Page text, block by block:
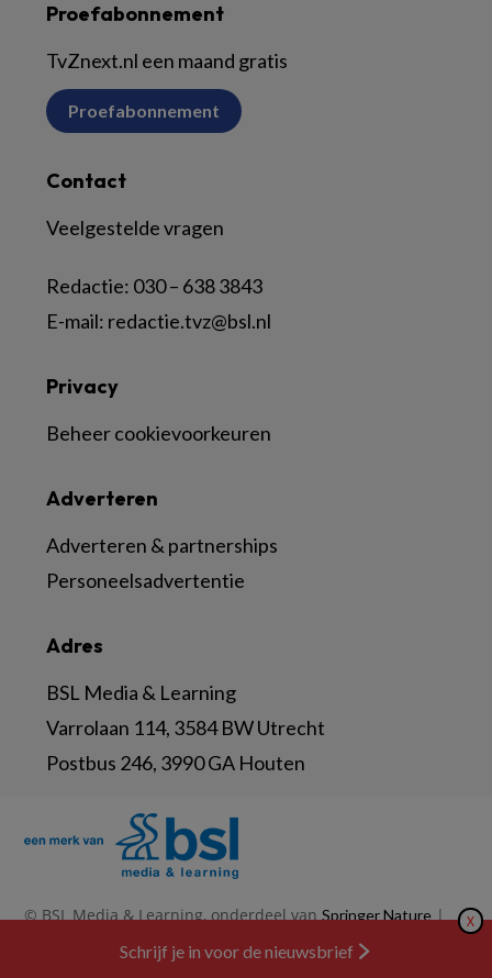
Proefabonnement
TvZnext.nl een maand gratis
Proefabonnement
Contact
Veelgestelde vragen
Redactie: 030 – 638 3843
E-mail: redactie.tvz@bsl.nl
Adres
BSL Media & Learning
Varrolaan 114, 3584 BW Utrecht
Postbus 246, 3990 GA Houten
Adverteren
Adverteren & partnerships
Personeelsadvertentie
Privacy
Beheer cookievoorkeuren
© BSL Media & Learning, onderdeel vanSpringer Nature| X
Schrijf je in voor de nieuwsbrief